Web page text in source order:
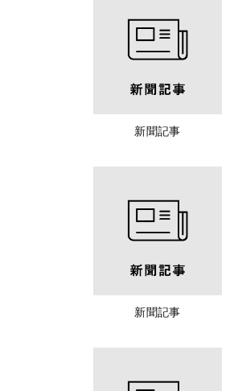
新聞記事
新聞記事